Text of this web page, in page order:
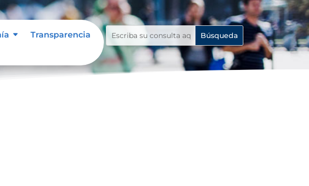
Transparencia